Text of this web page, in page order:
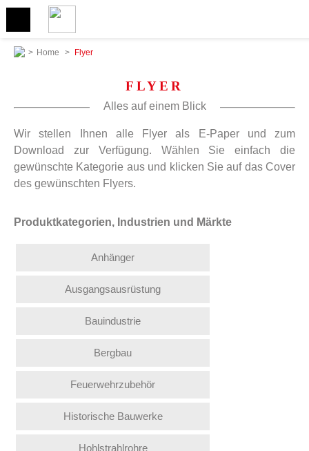
> Home > Flyer
FLYER
Alles auf einem Blick
Wir stellen Ihnen alle Flyer als E-Paper und zum
Download zur Verfügung. Wählen Sie einfach die
gewünschte Kategorie aus und klicken Sie auf das Cover
des gewünschten Flyers.
Produktkategorien, Industrien und Märkte
Anhänger
Ausgangsausrüstung
Bauindustrie
Bergbau
Feuerwehrzubehör
Historische Bauwerke
Hohlstrahlrohre